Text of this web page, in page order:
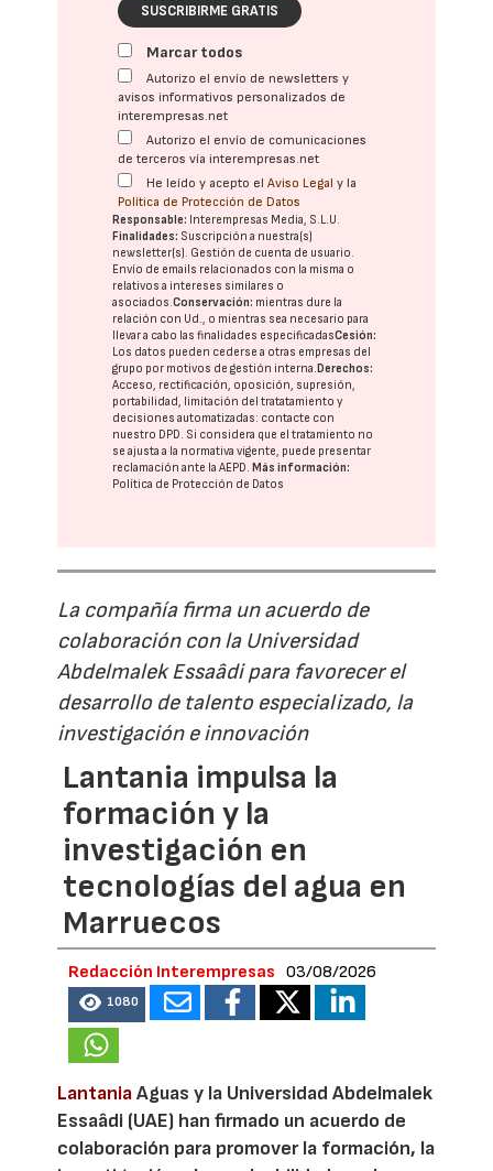
SUSCRIBIRME GRATIS
Marcar todos
Autorizo el envío de newsletters y
avisos informativos personalizados de
interempresas.net
Autorizo el envío de comunicaciones
de terceros vía interempresas.net
He leído y acepto elAviso Legal y la
Política de Protección de Datos
Responsable: Interempresas Media, S.L.U.
Finalidades: Suscripción a nuestra(s)
newsletter(s). Gestión de cuenta de usuario.
Envío de emails relacionados con la misma o
relativos a intereses similares o
asociados.Conservación: mientras dure la
relación con Ud., o mientras sea necesario para
llevar a cabo las finalidades especificadasCesión:
Los datos pueden cederse a otras empresas del
grupo por motivos de gestión interna. Derechos:
Acceso, rectificación, oposición, supresión,
portabilidad, limitación del tratatamiento y
decisiones automatizadas: contacte con
nuestro DPD. Si considera que el tratamiento no
se ajusta a la normativa vigente, puede presentar
reclamación ante laAEPD. Más información:
Política de Protección de Datos
La compañía firma un acuerdo de
colaboración con la Universidad
Abdelmalek Essaâdi para favorecer el
desarrollo de talento especializado, la
investigación e innovación
Lantania impulsa la
formación y la
investigación en
tecnologías del agua en
Marruecos
Redacción Interempresas 03/08/2026
1080
LantaniaAguas y la Universidad Abdelmalek
Essaâdi (UAE) han firmado un acuerdo de
colaboración para promover la formación, la